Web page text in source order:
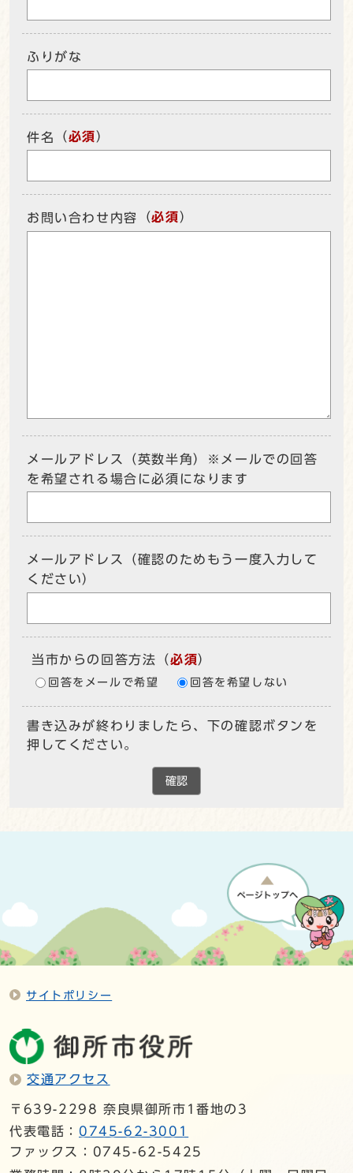
ふりがな
件名 （必須）
お問い合わせ内容 （必須）
メールアドレス（英数半角）※メールでの回答
を希望される場合に必須になります
メールアドレス（確認のためもう一度入力して
ください）
当市からの回答方法 （必須）
回答をメールで希望 回答を希望しない
書き込みが終わりましたら、下の確認ボタンを
押してください。
確認
サイトポリシー
交通アクセス
〒639-2298 奈良県御所市1番地の3
代表電話： 0745-62-3001
ファックス：0745-62-5425